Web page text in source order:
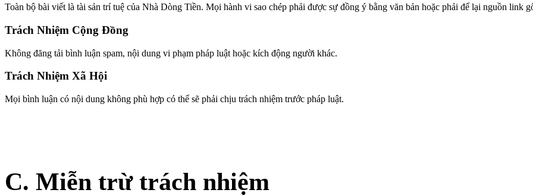
Toàn bộ bài viết là tài sản trí tuệ của Nhà Dòng Tiền. Mọi hành vi sao chép phải được sự đồng ý bằng văn bản hoặc phải để lại nguồn link
Trách Nhiệm Cộng Đồng
Không đăng tải bình luận spam, nội dung vi phạm pháp luật hoặc kích động người khác.
Trách Nhiệm Xã Hội
Mọi bình luận có nội dung không phù hợp có thể sẽ phải chịu trách nhiệm trước pháp luật.
C. Miễn trừ trách nhiệm